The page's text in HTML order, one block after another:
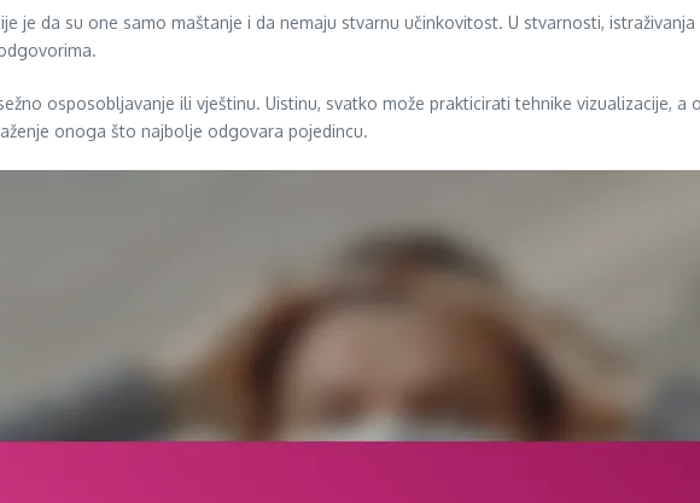
je da su one samo maštanje i da nemaju stvarnu učinkovitost. U stvarnosti,
osposobljavanje ili vještinu. Uistinu, svatko može prakticirati tehnike vizualizacije,
onoga što najbolje odgovara pojedincu.